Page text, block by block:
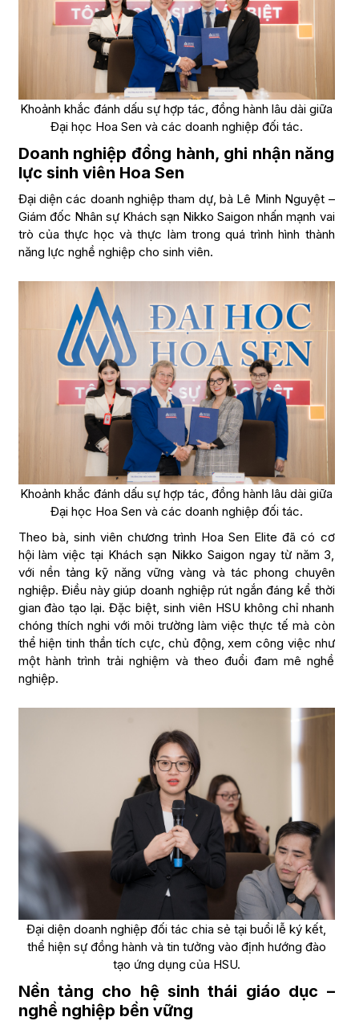
Khoảnh khắc đánh dấu sự hợp tác, đồng hành lâu dài giữa
Đại học Hoa Sen và các doanh nghiệp đối tác.
Doanh nghiệp đồng hành, ghi nhận năng
lực sinh viên Hoa Sen
Đại diện các doanh nghiệp tham dự, bà Lê Minh Nguyệt –
Giám đốc Nhân sự Khách sạn Nikko Saigon nhấn mạnh vai
trò của thực học và thực làm trong quá trình hình thành
năng lực nghề nghiệp cho sinh viên.
Khoảnh khắc đánh dấu sự hợp tác, đồng hành lâu dài giữa
Đại học Hoa Sen và các doanh nghiệp đối tác.
Theo bà, sinh viên chương trình Hoa Sen Elite đã có cơ
hội làm việc tại Khách sạn Nikko Saigon ngay từ năm 3,
với nền tảng kỹ năng vững vàng và tác phong chuyên
nghiệp. Điều này giúp doanh nghiệp rút ngắn đáng kể thời
gian đào tạo lại. Đặc biệt, sinh viên HSU không chỉ nhanh
chóng thích nghi với môi trường làm việc thực tế mà còn
thể hiện tinh thần tích cực, chủ động, xem công việc như
một hành trình trải nghiệm và theo đuổi đam mê nghề
nghiệp.
Đại diện doanh nghiệp đối tác chia sẻ tại buổi lễ ký kết,
thể hiện sự đồng hành và tin tưởng vào định hướng đào
tạo ứng dụng của HSU.
Nền tảng cho hệ sinh thái giáo dục –
nghề nghiệp bền vững